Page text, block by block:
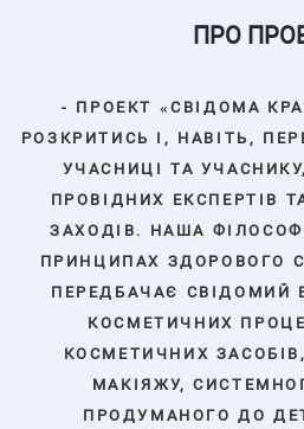
ПРО
- ПРОЕКТ «СВІДОМА
РОЗКРИТИСЬ І, НАВІТЬ,
УЧАСНИЦІ ТА
ПРОВІДНИХ ЕКСПЕРТІВ
ЗАХОДІВ. НАША
ПРИНЦИПАХ ЗДОРОВОГО
ПЕРЕДБАЧАЄ СВІДОМИЙ
КОСМЕТИЧНИХ
КОСМЕТИЧНИХ
МАКІЯЖУ,
ПРОДУМАНОГО ДО